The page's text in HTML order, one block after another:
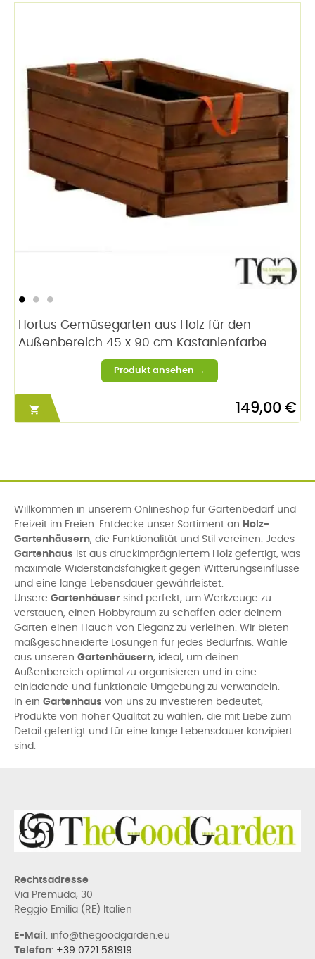
Hortus Gemüsegarten aus Holz für den
Außenbereich 45 x 90 cm Kastanienfarbe
 149,00 €
Willkommen in unserem Onlineshop für Gartenbedarf und
Freizeit im Freien. Entdecke unser Sortiment an Holz-
Gartenhäusern, die Funktionalität und Stil vereinen. Jedes
Gartenhaus ist aus druckimprägniertem Holz gefertigt, was
maximale Widerstandsfähigkeit gegen Witterungseinflüsse
und eine lange Lebensdauer gewährleistet.
Unsere Gartenhäuser sind perfekt, um Werkzeuge zu
verstauen, einen Hobbyraum zu schaffen oder deinem
Garten einen Hauch von Eleganz zu verleihen. Wir bieten
maßgeschneiderte Lösungen für jedes Bedürfnis: Wähle
aus unseren Gartenhäusern, ideal, um deinen
Außenbereich optimal zu organisieren und in eine
einladende und funktionale Umgebung zu verwandeln.
In ein Gartenhaus von uns zu investieren bedeutet,
Produkte von hoher Qualität zu wählen, die mit Liebe zum
Detail gefertigt und für eine lange Lebensdauer konzipiert
sind.
Rechtsadresse
Via Premuda, 30
Reggio Emilia (RE) Italien
E-Mail : info@thegoodgarden.eu
Telefon: +39 0721 581919